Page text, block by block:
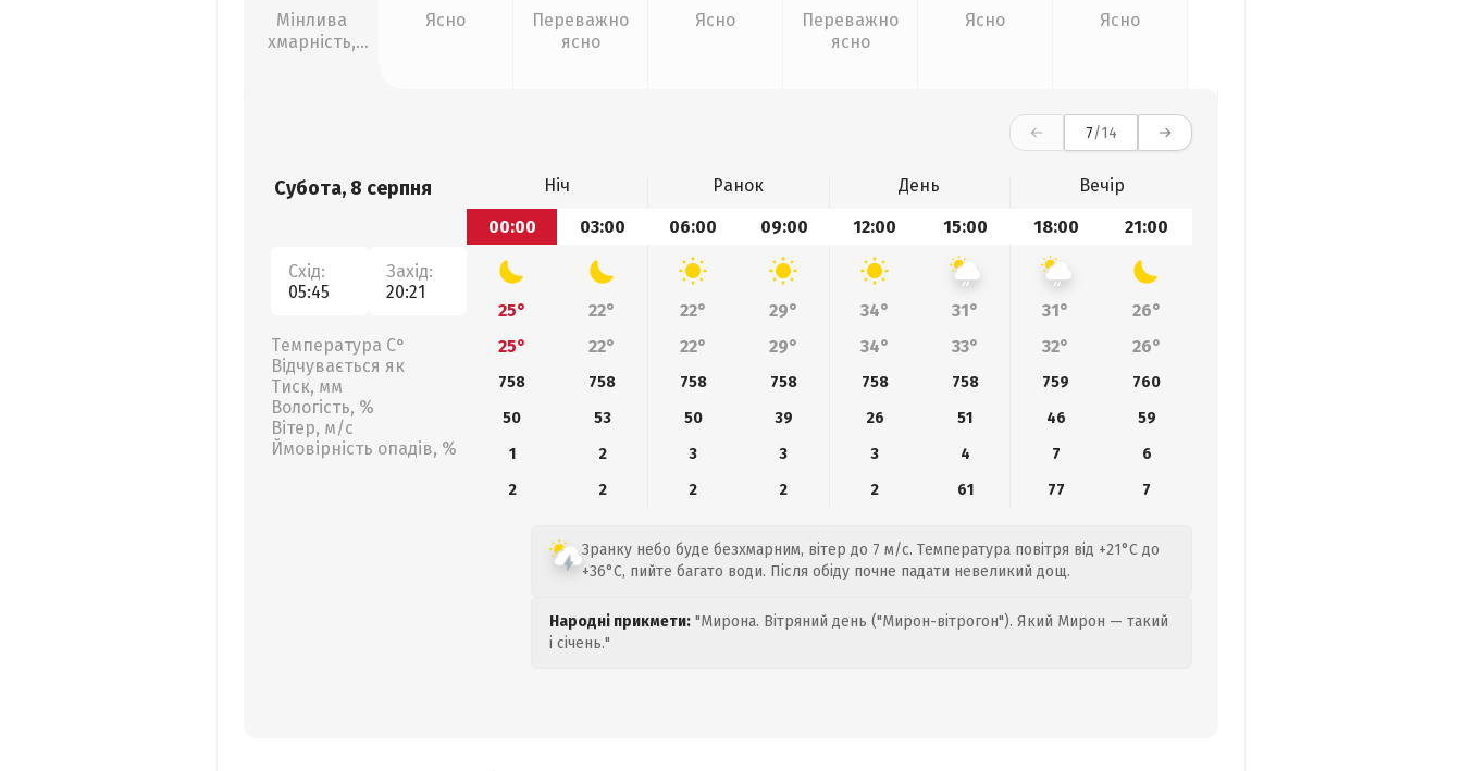
Мінлива
хмарність,
Ясно
Переважно
ясно
Ясно
Переважно
ясно
Ясно Ясно
7/14
Субота, 8 серпня
Схід:
05:45
Захід:
20:21
Температура С°
Відчувається як
Тиск, мм
Вологість, %
Вітер, м/с
Ймовірність опадів, %
Ніч Ранок День
Вечір
00:00
03:00 06:00 09:00 12:00 15:00 18:00 21:00
25° 22° 22° 29° 34° 31° 31°
26°
25°
22° 22° 29° 34° 33° 32° 26°
758 758 758 758 758 758 759
760
50
53 50 39 26 51 46
59
1
2 3 3 3 4 7
6
2
2 2 2 2 61 77 7
Зранку небо буде безхмарним, вітер до 7 м/с. Температура повітря від +21°C до
+36°C, пийте багато води. Після обіду почне падати невеликий дощ.
Народні прикмети: "Мирона. Вітряний день ("Мирон-вітрогон"). Який Мирон — такий
і січень."